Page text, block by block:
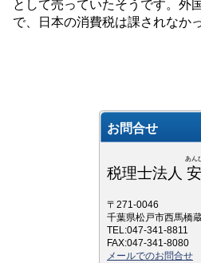
として売っていたそうです。外
で、日本の消費税は課されなか
お問合せ
あんび
税理士法人
〒271-0046
千葉県松戸市西馬橋
TEL:047-341-8811
FAX:047-341-8080
メールでのお問合せ